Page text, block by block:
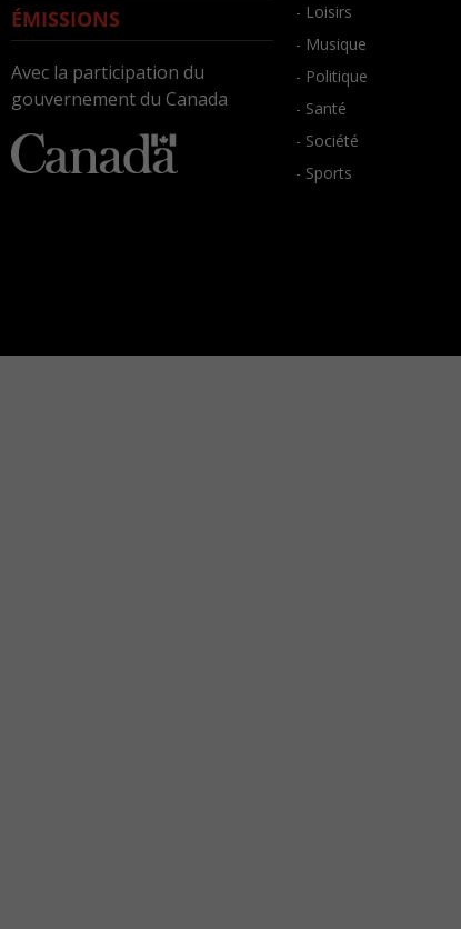
ÉMISSIONS
Avec la participation du
gouvernement du Canada
- Loisirs
- Musique
- Politique
- Santé
- Société
- Sports